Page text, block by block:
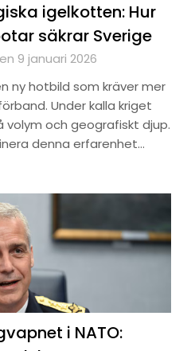
igelkotten: Hur
säkrar Sverige
9 januari 2026
ny hotbild som kräver mer
Under kalla kriget
volym och geografiskt djup.
denna erfarenhet…
i NATO: